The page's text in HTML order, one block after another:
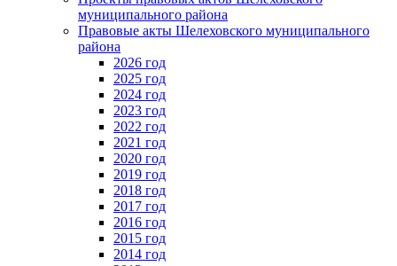
муниципального района
Правовые акты Шелеховского муниципального
района
2026 год
2025 год
2024 год
2023 год
2022 год
2021 год
2020 год
2019 год
2018 год
2017 год
2016 год
2015 год
2014 год